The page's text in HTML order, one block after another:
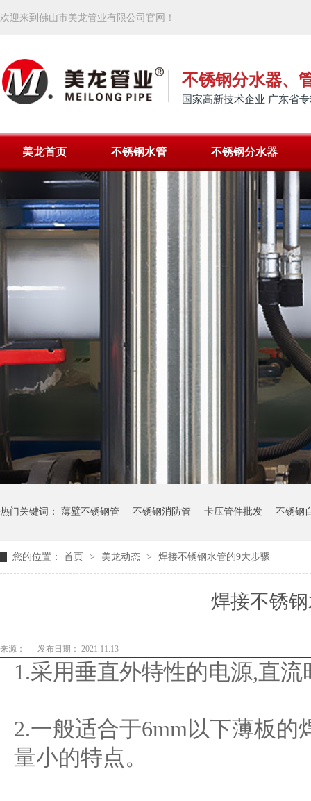
欢迎来到佛山市美龙管业有限公司官网！
不锈钢分水器、
国家高新技术企业 广东省
美龙首页 不锈钢水管 不锈钢分水器
热门关键词： 薄壁不锈钢管 不锈钢消防管 卡压管件批发 不锈钢
您的位置： 首页 > 美龙动态 > 焊接不锈钢水管的9大步骤
焊接不锈
来源： 发布日期： 2021.11.13
1.采用垂直外特性的电源,直
2.一般适合于6mm以下薄板
量小的特点。